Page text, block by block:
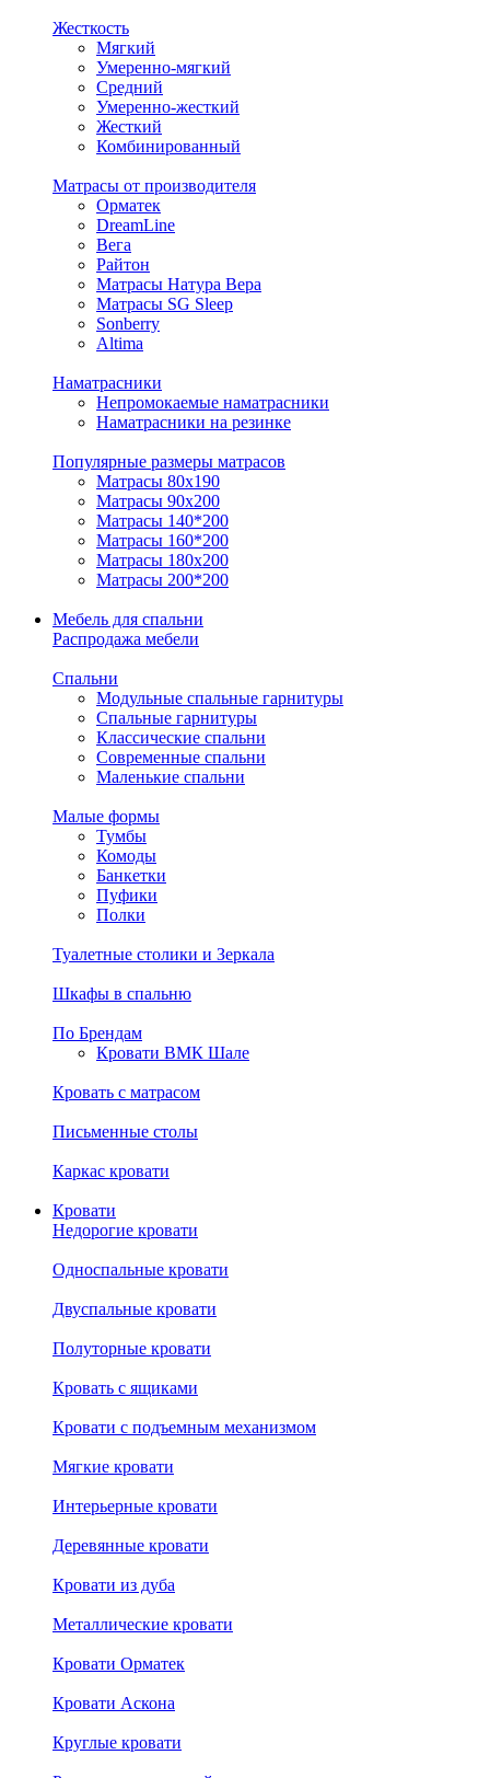
Жесткость
Мягкий
Умеренно-мягкий
Средний
Умеренно-жесткий
Жесткий
Комбинированный
Матрасы от производителя
Орматек
DreamLine
Вега
Райтон
Матрасы Натура Вера
Матрасы SG Sleep
Sonberry
Altima
Наматрасники
Непромокаемые наматрасники
Наматрасники на резинке
Популярные размеры матрасов
Матрасы 80x190
Матрасы 90x200
Матрасы 140*200
Матрасы 160*200
Матрасы 180x200
Матрасы 200*200
Мебель для спальни
Распродажа мебели
Спальни
Модульные спальные гарнитуры
Спальные гарнитуры
Классические спальни
Современные спальни
Маленькие спальни
Малые формы
Тумбы
Комоды
Банкетки
Пуфики
Полки
Туалетные столики и Зеркала
Шкафы в спальню
По Брендам
Кровати ВМК Шале
Кровать с матрасом
Письменные столы
Каркас кровати
Кровати
Недорогие кровати
Односпальные кровати
Двуспальные кровати
Полуторные кровати
Кровать с ящиками
Кровати с подъемным механизмом
Мягкие кровати
Интерьерные кровати
Деревянные кровати
Кровати из дуба
Металлические кровати
Кровати Орматек
Кровати Аскона
Круглые кровати